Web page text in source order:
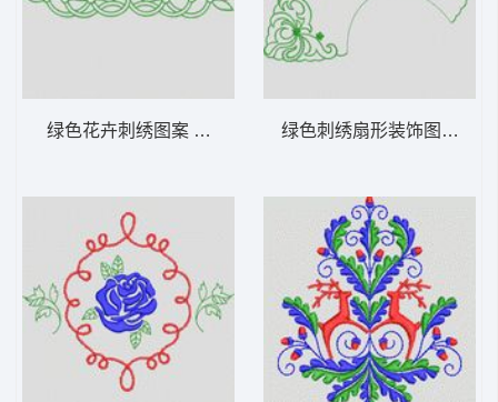
绿色花卉刺绣图案 植物花型 绿色刺绣扇形装饰图案 植